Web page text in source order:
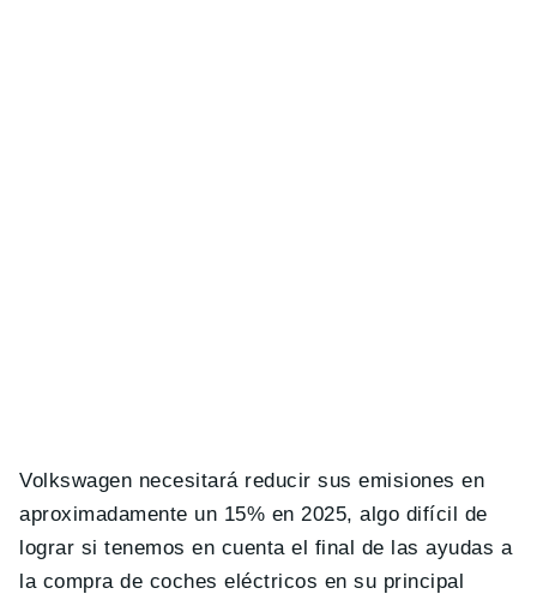
Volkswagen necesitará reducir sus emisiones en
aproximadamente un 15% en 2025, algo difícil de
lograr si tenemos en cuenta el final de las ayudas a
la compra de coches eléctricos en su principal